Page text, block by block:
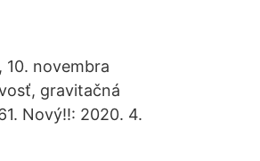
10. novembra
gravitačná
Nový!!: 2020. 4.